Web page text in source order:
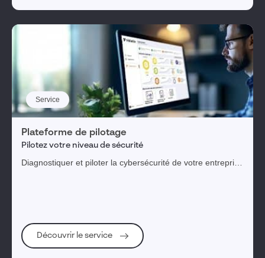
Service
Plateforme de pilotage
Pilotez votre niveau de sécurité
Diagnostiquer et piloter la cybersécurité de votre entreprise
Découvrir le service